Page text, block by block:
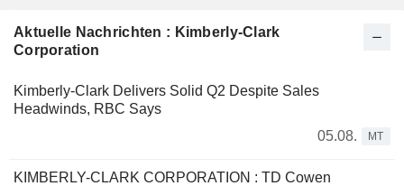
Aktuelle Nachrichten : Kimberly-Clark
Corporation
Kimberly-Clark Delivers Solid Q2 Despite Sales
Headwinds, RBC Says
05.08.
MT
KIMBERLY-CLARK CORPORATION : TD Cowen